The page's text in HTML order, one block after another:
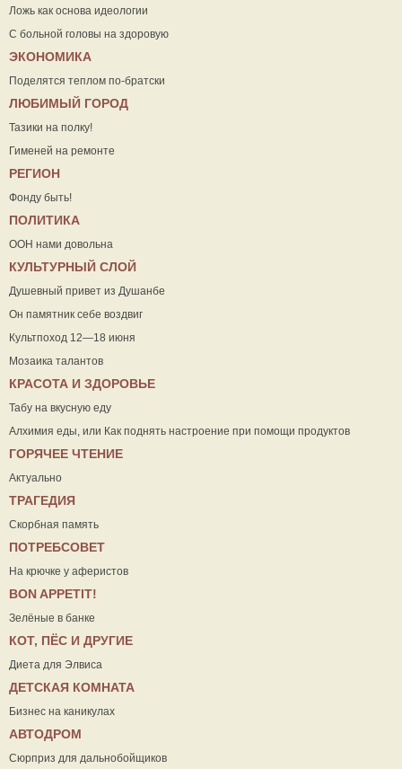
Ложь как основа идеологии
С больной головы на здоровую
ЭКОНОМИКА
Поделятся теплом по-братски
ЛЮБИМЫЙ ГОРОД
Тазики на полку!
Гименей на ремонте
РЕГИОН
Фонду быть!
ПОЛИТИКА
ООН нами довольна
КУЛЬТУРНЫЙ СЛОЙ
Душевный привет из Душанбе
Он памятник себе воздвиг
Культпоход 12—18 июня
Мозаика талантов
КРАСОТА И ЗДОРОВЬЕ
Табу на вкусную еду
Алхимия еды, или Как поднять настроение при помощи продуктов
ГОРЯЧЕЕ ЧТЕНИЕ
Актуально
ТРАГЕДИЯ
Скорбная память
ПОТРЕБСОВЕТ
На крючке у аферистов
ВON APPETIT!
Зелёные в банке
КОТ, ПЁС И ДРУГИЕ
Диета для Элвиса
ДЕТСКАЯ КОМНАТА
Бизнес на каникулах
АВТОДРОМ
Сюрприз для дальнобойщиков